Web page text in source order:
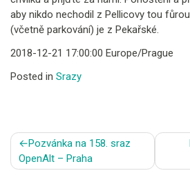
aby nikdo nechodil z Pellicovy tou
(včetně parkování) je z Pekařské.
2018-12-21 17:00:00 Europe/Prague
Posted in Srazy
Navigace
pro
příspěvek
Pozvánka na 158. sraz
OpenAlt – Praha